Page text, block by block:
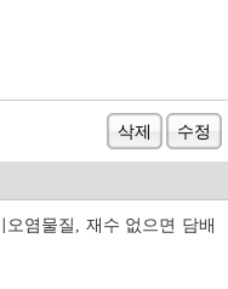
삭제 수정
염물질, 재수 없으면 담배